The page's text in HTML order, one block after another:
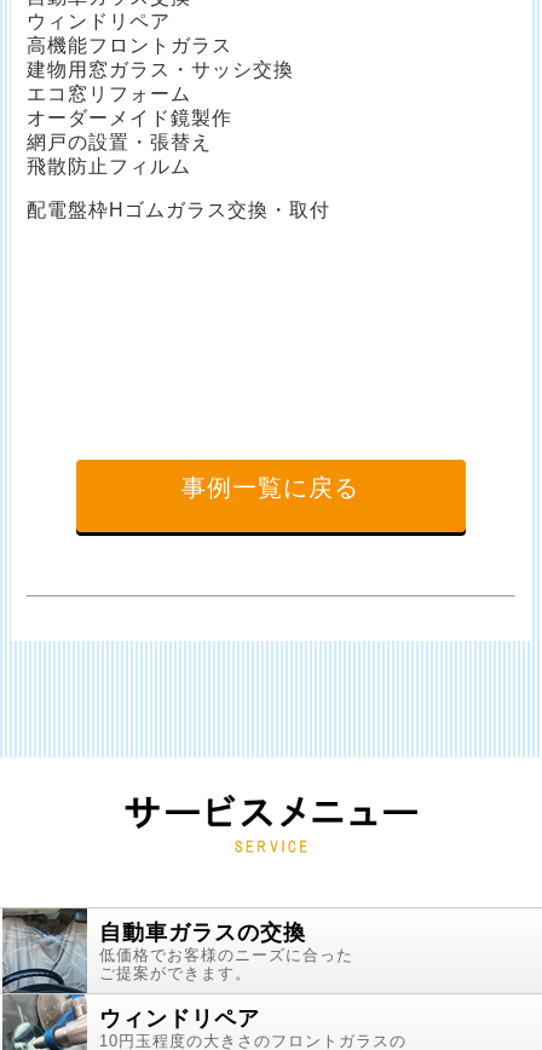
ウィンドリペア
高機能フロントガラス
建物用窓ガラス・サッシ交換
エコ窓リフォーム
オーダーメイド鏡製作
網戸の設置・張替え
飛散防止フィルム
配電盤枠Hゴムガラス交換・取付
事例一覧に戻る
自動車ガラスの交換
低価格でお客様のニーズに合った
ご提案ができます。
ウィンドリペア
10円玉程度の大きさのフロントガラスの